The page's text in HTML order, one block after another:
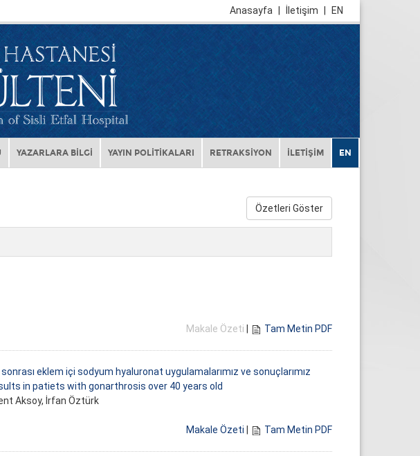
EN
İletişim
Anasayfa
YAZARLARA BİLGİ YAYIN POLİTİKALARI RETRAKSİYON İLETİŞİM EN
Özetleri Göster
Makale Özeti
Tam Metin PDF
eklem içi sodyum hyaluronat uygulamalarımız ve sonuçlarımız
in patiets with gonarthrosis over 40 years old
Aksoy, İrfan Öztürk
Makale Özeti
Tam Metin PDF